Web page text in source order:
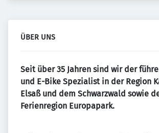
ÜBER UNS
Seit über 35 Jahren sind wir der
und E-Bike Spezialist in der Region
Elsaß und dem Schwarzwald sowie
Ferienregion Europapark.